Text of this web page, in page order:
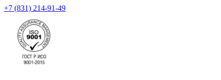
+7 (831) 214-91-49